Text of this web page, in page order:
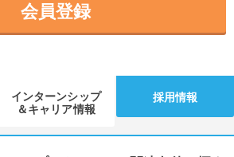
会員登録
インターンシップ
＆キャリア情報
採用情報